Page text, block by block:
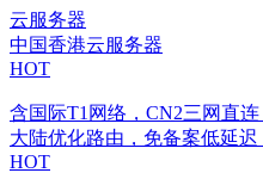
云服务器
中国香港云服务器
HOT
含国际T1网络，CN2三网直连
大陆优化路由，免备案低延迟
HOT